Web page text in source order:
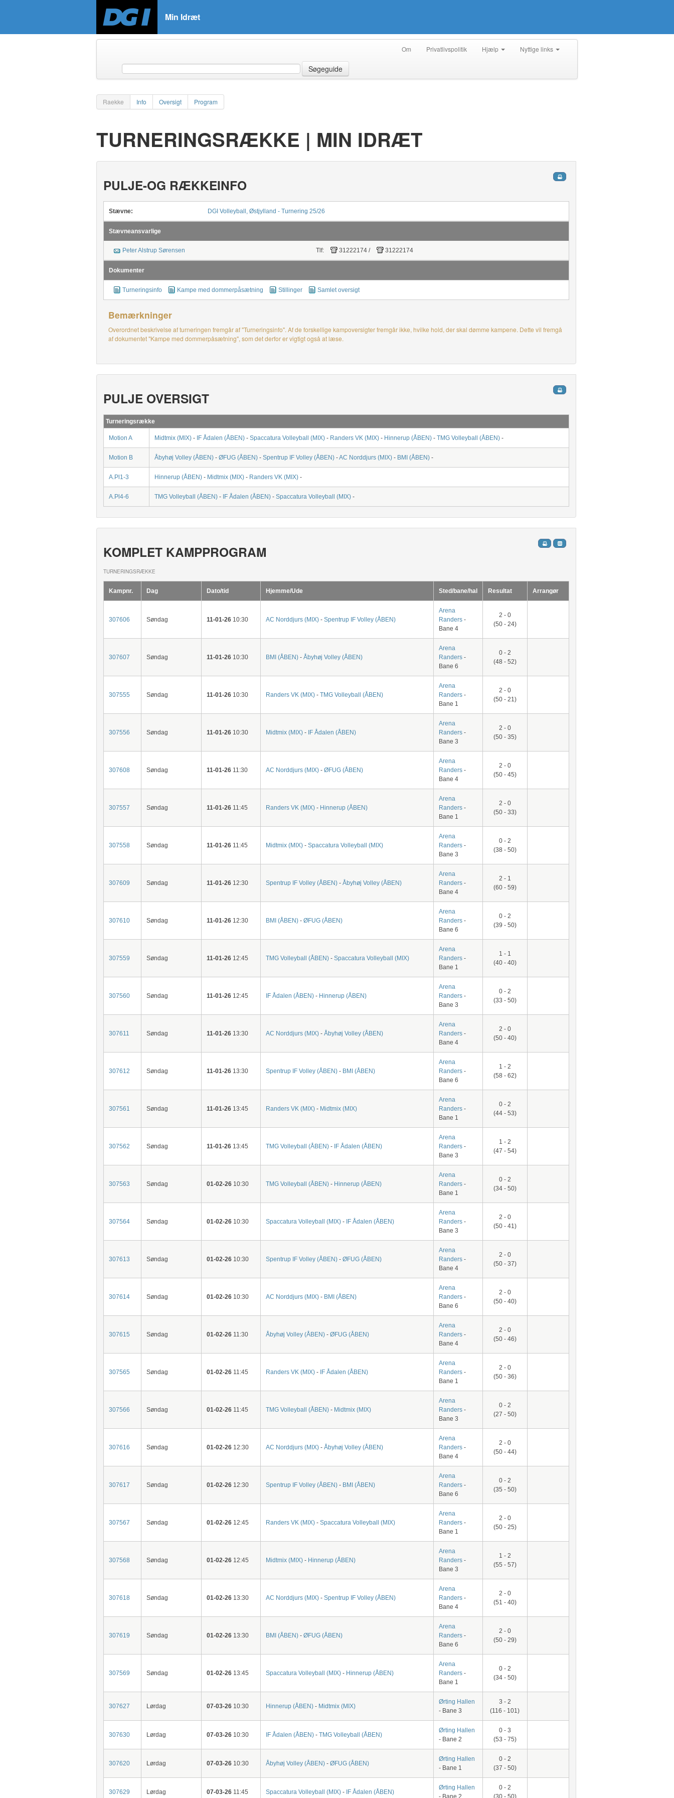
Min Idræt
Om Privatlivspolitik Hjælp Nyttige links
Søgeguide
Raekke Info Oversigt Program
TURNERINGSRÆKKE | MIN IDRÆT
PULJE-OG RÆKKEINFO
Stævne: DGI Volleyball, Østjylland - Turnering 25/26
Stævneansvarlige
Peter Alstrup Sørensen Tlf: 31222174/ 31222174
Dokumenter
Turneringsinfo Kampe med dommerpåsætning Stillinger Samlet oversigt
Bemærkninger
Overordnet beskrivelse af turneringen fremgår af "Turneringsinfo". Af de forskellige kampoversigter fremgår ikke, hvilke hold, der skal dømme kampene. Dette vil fremgå
af dokumentet "Kampe med dommerpåsætning", som det derfor er vigtigt også at læse.
PULJE OVERSIGT
Turneringsrække
Motion A Midtmix (MIX)- IF Ådalen (ÅBEN)- Spaccatura Volleyball (MIX)- Randers VK (MIX)- Hinnerup (ÅBEN)- TMG Volleyball (ÅBEN)-
Motion B Åbyhøj Volley (ÅBEN)- ØFUG (ÅBEN)- Spentrup IF Volley (ÅBEN)-AC Norddjurs (MIX)- BMI (ÅBEN)-
A.Pl1-3 Hinnerup (ÅBEN)- Midtmix (MIX)- Randers VK (MIX)-
A.Pl4-6 TMG Volleyball (ÅBEN)- IF Ådalen (ÅBEN)- Spaccatura Volleyball (MIX)-
KOMPLET KAMPPROGRAM
TURNERINGSRÆKKE
Kampnr. Dag Dato/tid Hjemme/Ude Sted/bane/hal Resultat Arrangør
307606 Søndag 11-01-2610:30 AC Norddjurs (MIX)- Spentrup IF Volley (ÅBEN)
Arena
Randers-
Bane 4
2 - 0
(50 - 24)
307607 Søndag 11-01-2610:30 BMI (ÅBEN)- Åbyhøj Volley (ÅBEN)
Arena
Randers-
Bane 6
0 - 2
(48 - 52)
307555 Søndag 11-01-2610:30 Randers VK (MIX)- TMG Volleyball (ÅBEN)
Arena
Randers-
Bane 1
2 - 0
(50 - 21)
307556 Søndag 11-01-2610:30 Midtmix (MIX)- IF Ådalen (ÅBEN)
Arena
Randers-
Bane 3
2 - 0
(50 - 35)
307608 Søndag 11-01-2611:30 AC Norddjurs (MIX)- ØFUG (ÅBEN)
Arena
Randers-
Bane 4
2 - 0
(50 - 45)
307557 Søndag 11-01-2611:45 Randers VK (MIX)- Hinnerup (ÅBEN)
Arena
Randers-
Bane 1
2 - 0
(50 - 33)
307558 Søndag 11-01-2611:45 Midtmix (MIX)- Spaccatura Volleyball (MIX)
Arena
Randers-
Bane 3
0 - 2
(38 - 50)
307609 Søndag 11-01-2612:30 Spentrup IF Volley (ÅBEN)- Åbyhøj Volley (ÅBEN)
Arena
Randers-
Bane 4
2 - 1
(60 - 59)
307610 Søndag 11-01-2612:30 BMI (ÅBEN)- ØFUG (ÅBEN)
Arena
Randers-
Bane 6
0 - 2
(39 - 50)
307559 Søndag 11-01-2612:45 TMG Volleyball (ÅBEN)- Spaccatura Volleyball (MIX)
Arena
Randers-
Bane 1
1 - 1
(40 - 40)
307560 Søndag 11-01-2612:45 IF Ådalen (ÅBEN)- Hinnerup (ÅBEN)
Arena
Randers-
Bane 3
0 - 2
(33 - 50)
307611 Søndag 11-01-2613:30 AC Norddjurs (MIX)- Åbyhøj Volley (ÅBEN)
Arena
Randers-
Bane 4
2 - 0
(50 - 40)
307612 Søndag 11-01-2613:30 Spentrup IF Volley (ÅBEN)- BMI (ÅBEN)
Arena
Randers-
Bane 6
1 - 2
(58 - 62)
307561 Søndag 11-01-2613:45 Randers VK (MIX)- Midtmix (MIX)
Arena
Randers-
Bane 1
0 - 2
(44 - 53)
307562 Søndag 11-01-2613:45 TMG Volleyball (ÅBEN)- IF Ådalen (ÅBEN)
Arena
Randers-
Bane 3
1 - 2
(47 - 54)
307563 Søndag 01-02-2610:30 TMG Volleyball (ÅBEN)- Hinnerup (ÅBEN)
Arena
Randers-
Bane 1
0 - 2
(34 - 50)
307564 Søndag 01-02-2610:30 Spaccatura Volleyball (MIX)- IF Ådalen (ÅBEN)
Arena
Randers-
Bane 3
2 - 0
(50 - 41)
307613 Søndag 01-02-2610:30 Spentrup IF Volley (ÅBEN)- ØFUG (ÅBEN)
Arena
Randers-
Bane 4
2 - 0
(50 - 37)
307614 Søndag 01-02-2610:30 AC Norddjurs (MIX)- BMI (ÅBEN)
Arena
Randers-
Bane 6
2 - 0
(50 - 40)
307615 Søndag 01-02-2611:30 Åbyhøj Volley (ÅBEN)- ØFUG (ÅBEN)
Arena
Randers-
Bane 4
2 - 0
(50 - 46)
307565 Søndag 01-02-2611:45 Randers VK (MIX)- IF Ådalen (ÅBEN)
Arena
Randers-
Bane 1
2 - 0
(50 - 36)
307566 Søndag 01-02-2611:45 TMG Volleyball (ÅBEN)- Midtmix (MIX)
Arena
Randers-
Bane 3
0 - 2
(27 - 50)
307616 Søndag 01-02-2612:30 AC Norddjurs (MIX)- Åbyhøj Volley (ÅBEN)
Arena
Randers-
Bane 4
2 - 0
(50 - 44)
307617 Søndag 01-02-2612:30 Spentrup IF Volley (ÅBEN)- BMI (ÅBEN)
Arena
Randers-
Bane 6
0 - 2
(35 - 50)
307567 Søndag 01-02-2612:45 Randers VK (MIX)- Spaccatura Volleyball (MIX)
Arena
Randers-
Bane 1
2 - 0
(50 - 25)
307568 Søndag 01-02-2612:45 Midtmix (MIX)- Hinnerup (ÅBEN)
Arena
Randers-
Bane 3
1 - 2
(55 - 57)
307618 Søndag 01-02-2613:30 AC Norddjurs (MIX)- Spentrup IF Volley (ÅBEN)
Arena
Randers-
Bane 4
2 - 0
(51 - 40)
307619 Søndag 01-02-2613:30 BMI (ÅBEN)- ØFUG (ÅBEN)
Arena
Randers-
Bane 6
2 - 0
(50 - 29)
307569 Søndag 01-02-2613:45 Spaccatura Volleyball (MIX)- Hinnerup (ÅBEN)
Arena
Randers-
Bane 1
0 - 2
(34 - 50)
307627 Lørdag 07-03-2610:30 Hinnerup (ÅBEN)- Midtmix (MIX)
Ørting Hallen
- Bane 3
3 - 2
(116 - 101)
307630 Lørdag 07-03-2610:30 IF Ådalen (ÅBEN)- TMG Volleyball (ÅBEN)
Ørting Hallen
- Bane 2
0 - 3
(53 - 75)
307620 Lørdag 07-03-2610:30 Åbyhøj Volley (ÅBEN)- ØFUG (ÅBEN)
Ørting Hallen
- Bane 1
0 - 2
(37 - 50)
307629 Lørdag 07-03-2611:45 Spaccatura Volleyball (MIX)- IF Ådalen (ÅBEN)
Ørting Hallen
- Bane 2
0 - 2
(30 - 50)